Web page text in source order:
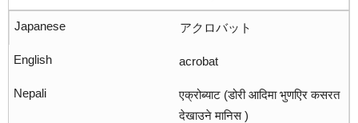
アクロバット
acrobat
एक्रोब्याट (डोरी आदिमा भुणएिर कसरत
देखाउने मानिस )